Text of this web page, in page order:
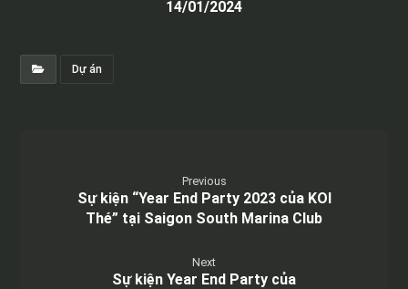
14/01/2024
Dự án
Previous
Sự kiện “Year End Party 2023 của KOI
Thé” tại Saigon South Marina Club
Next
Sự kiện Year End Party của